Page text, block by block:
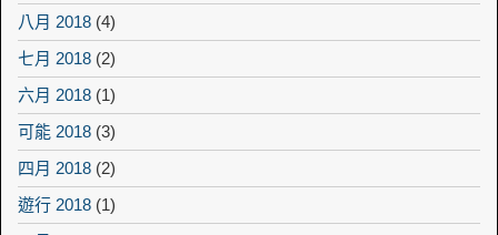
八月 2018 (4)
七月 2018 (2)
六月 2018 (1)
可能 2018 (3)
四月 2018 (2)
遊行 2018 (1)